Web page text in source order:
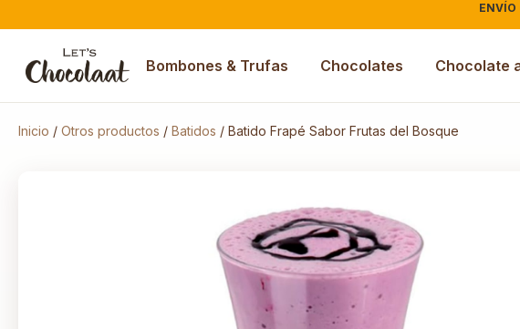
ENVÍO
Bombones & Trufas Chocolates Chocolate
Inicio / Otros productos / Batidos / Batido Frapé Sabor Frutas del Bosque